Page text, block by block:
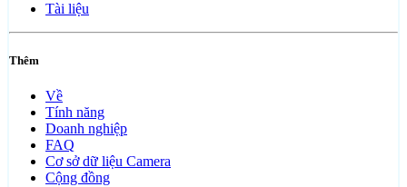
Tài liệu
Thêm
Về
Tính năng
Doanh nghiệp
FAQ
Cơ sở dữ liệu Camera
Cộng đồng